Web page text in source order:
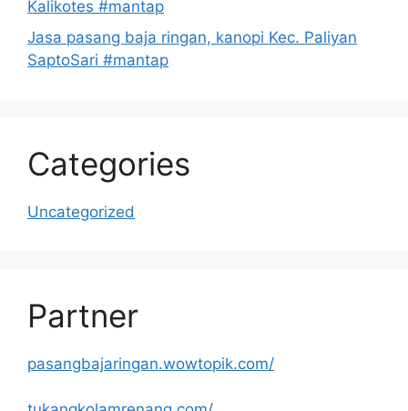
Kalikotes #mantap
Jasa pasang baja ringan, kanopi Kec. Paliyan
SaptoSari #mantap
Categories
Uncategorized
Partner
pasangbajaringan.wowtopik.com/